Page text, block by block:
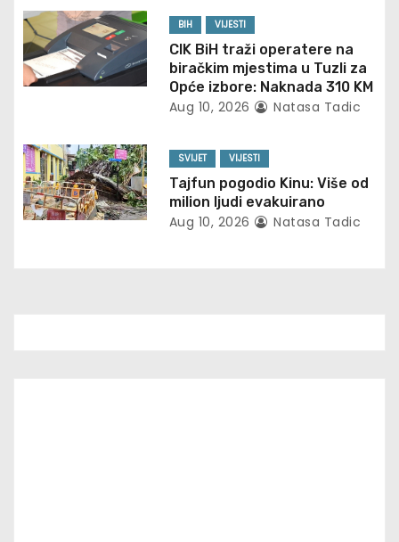
g
a
t
o
n
BIH VIJESTI
CIK BiH traži operatere na
biračkim mjestima u Tuzli za
Opće izbore: Naknada 310 KM
Aug 10, 2026 Natasa Tadic
SVIJET VIJESTI
Tajfun pogodio Kinu: Više od
milion ljudi evakuirano
Aug 10, 2026 Natasa Tadic